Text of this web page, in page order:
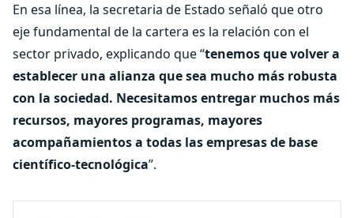
En esa línea, la secretaria de Estado señaló que otro
eje fundamental de la cartera es la relación con el
sector privado, explicando que “tenemos que volver a
establecer una alianza que sea mucho más robusta
con la sociedad. Necesitamos entregar muchos más
recursos, mayores programas, mayores
acompañamientos a todas las empresas de base
científico-tecnológica”.